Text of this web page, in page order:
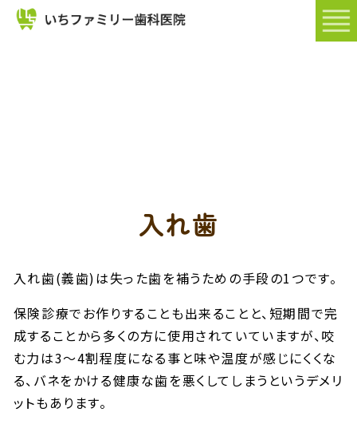
入れ歯
入れ歯(義歯)は失った歯を補うための手段の1つです。
保険診療でお作りすることも出来ることと、短期間で完
成することから多くの方に使用されていていますが、咬
む力は3〜4割程度になる事と味や温度が感じにくくな
る、バネをかける健康な歯を悪くしてしまうというデメリ
ットもあります。